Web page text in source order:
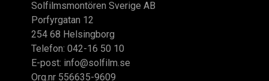
Solfilmsmontören Sverige AB
Porfyrgatan 12
254 68 Helsingborg
Telefon: 042-16 50 10
E-post: info@solfilm.se
Org.nr 556635-9609